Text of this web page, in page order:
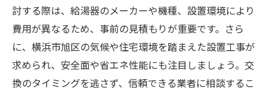
討する際は、給湯器のメーカーや機種、設置環境により
費用が異なるため、事前の見積もりが重要です。さら
に、横浜市旭区の気候や住宅環境を踏まえた設置工事が
求められ、安全面や省エネ性能にも注目しましょう。交
換のタイミングを逃さず、信頼できる業者に相談するこ